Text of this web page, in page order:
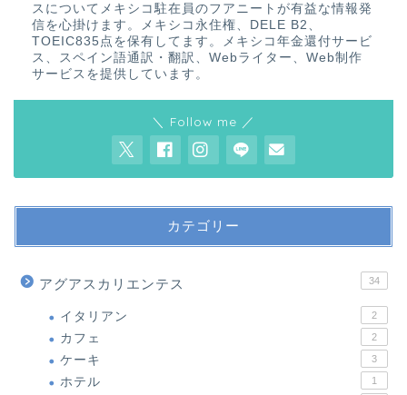
スについてメキシコ駐在員のフアニートが有益な情報発
信を心掛けます。メキシコ永住権、DELE B2、
TOEIC835点を保有してます。メキシコ年金還付サービ
ス、スペイン語通訳・翻訳、Webライター、Web制作
サービスを提供しています。
＼ Follow me ／
カテゴリー
アグアスカリエンテス 34
イタリアン 2
カフェ 2
ケーキ 3
ホテル 1